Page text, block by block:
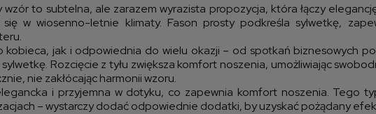
to subtelna, ale zarazem wyrazista propozycja, która łączy
w wiosenno-letnie klimaty. Fason prosty podkreśla sylwetkę,
kobieca, jak i odpowiednia do wielu okazji – od spotkań biznesowych
Rozcięcie z tyłu zwiększa komfort noszenia, umożliwiając
nie zakłócając harmonii wzoru.
i przyjemna w dotyku, co zapewnia komfort noszenia. Tego
– wystarczy dodać odpowiednie dodatki, by uzyskać pożądany